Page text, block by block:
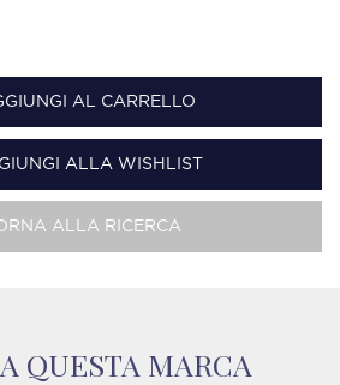
AL CARRELLO
ALLA WISHLIST
ALLA RICERCA
QUESTA MARCA